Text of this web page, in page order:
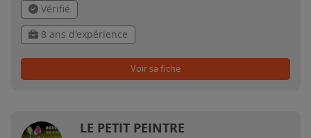
Vérifié
8 ans d'expérience
Voir sa fiche
LE PETIT PEINTRE